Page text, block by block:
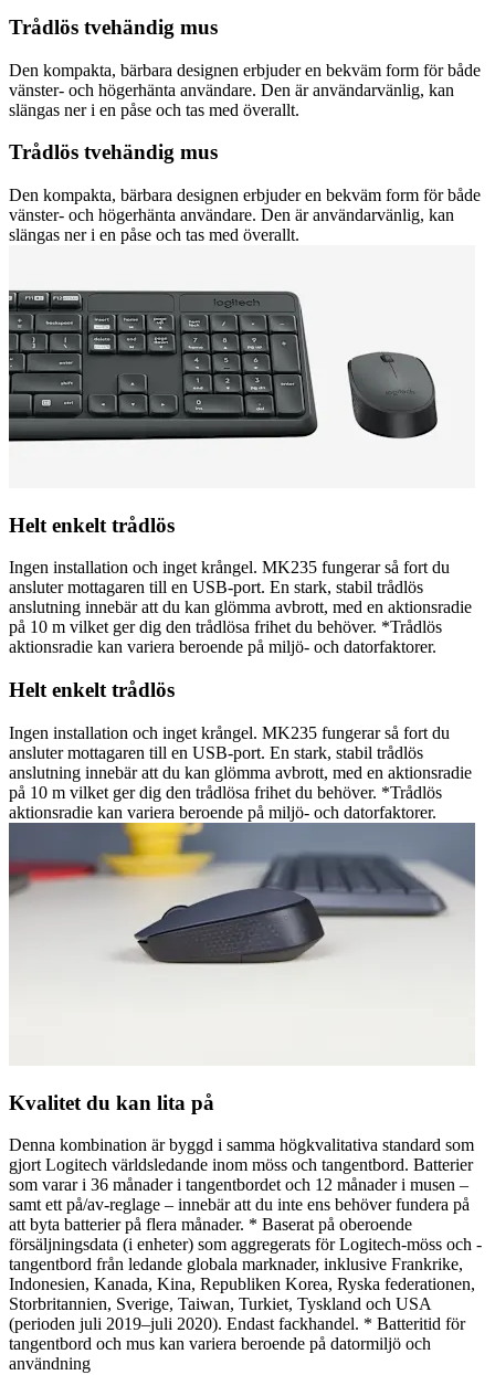
Trådlös tvehändig mus
Den kompakta, bärbara designen erbjuder en bekväm form för både
vänster- och högerhänta användare. Den är användarvänlig, kan
slängas ner i en påse och tas med överallt.
Trådlös tvehändig mus
Den kompakta, bärbara designen erbjuder en bekväm form för både
vänster- och högerhänta användare. Den är användarvänlig, kan
slängas ner i en påse och tas med överallt.
Helt enkelt trådlös
Ingen installation och inget krångel. MK235 fungerar så fort du
ansluter mottagaren till en USB-port. En stark, stabil trådlös
anslutning innebär att du kan glömma avbrott, med en aktionsradie
på 10 m vilket ger dig den trådlösa frihet du behöver. *Trådlös
aktionsradie kan variera beroende på miljö- och datorfaktorer.
Helt enkelt trådlös
Ingen installation och inget krångel. MK235 fungerar så fort du
ansluter mottagaren till en USB-port. En stark, stabil trådlös
anslutning innebär att du kan glömma avbrott, med en aktionsradie
på 10 m vilket ger dig den trådlösa frihet du behöver. *Trådlös
aktionsradie kan variera beroende på miljö- och datorfaktorer.
Kvalitet du kan lita på
Denna kombination är byggd i samma högkvalitativa standard som
gjort Logitech världsledande inom möss och tangentbord. Batterier
som varar i 36 månader i tangentbordet och 12 månader i musen –
samt ett på/av-reglage – innebär att du inte ens behöver fundera på
att byta batterier på flera månader. * Baserat på oberoende
försäljningsdata (i enheter) som aggregerats för Logitech-möss och -
tangentbord från ledande globala marknader, inklusive Frankrike,
Indonesien, Kanada, Kina, Republiken Korea, Ryska federationen,
Storbritannien, Sverige, Taiwan, Turkiet, Tyskland och USA
(perioden juli 2019–juli 2020). Endast fackhandel. * Batteritid för
tangentbord och mus kan variera beroende på datormiljö och
användning